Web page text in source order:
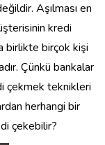
Aşılması en
kredi
birlikte birçok kişi
Çünkü bankalar
çekmek teknikleri
herhangi bir
çekebilir?